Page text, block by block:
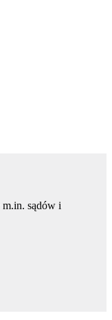
m.in. sądów i